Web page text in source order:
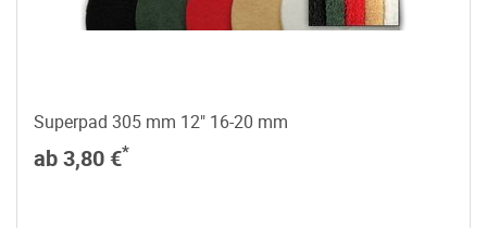
Superpad 305 mm 12" 16-20 mm
ab 3,80 €*